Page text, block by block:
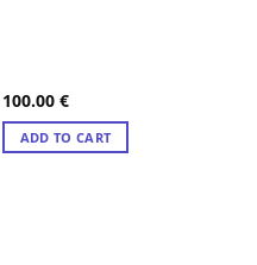
100.00 €
ADD TO CART